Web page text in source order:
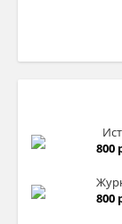
800
800